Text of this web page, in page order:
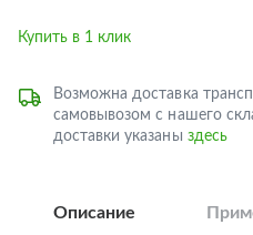
Купить в 1 клик
Возможна доставка
самовывозом с нашего
доставки указаны здесь
Описание